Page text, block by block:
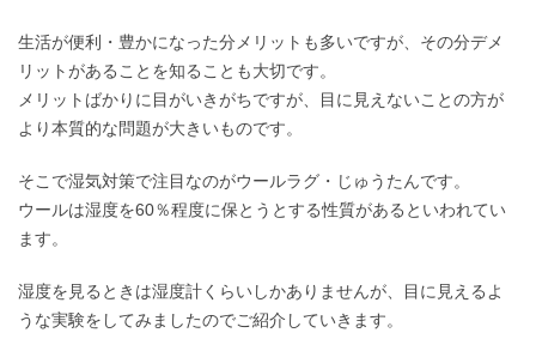
生活が便利・豊かになった分メリットも多いですが、その分デメ
リットがあることを知ることも大切です。
メリットばかりに目がいきがちですが、目に見えないことの方が
より本質的な問題が大きいものです。
そこで湿気対策で注目なのがウールラグ・じゅうたんです。
ウールは湿度を60％程度に保とうとする性質があるといわれてい
ます。
湿度を見るときは湿度計くらいしかありませんが、目に見えるよ
うな実験をしてみましたのでご紹介していきます。